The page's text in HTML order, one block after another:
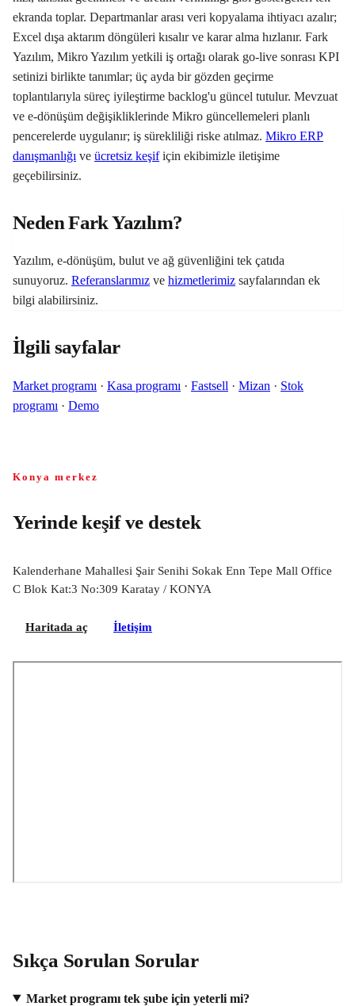
ekranda toplar. Departmanlar arası veri kopyalama ihtiyacı azalır;
Excel dışa aktarım döngüleri kısalır ve karar alma hızlanır. Fark
Yazılım, Mikro Yazılım yetkili iş ortağı olarak go-live sonrası KPI
setinizi birlikte tanımlar; üç ayda bir gözden geçirme
toplantılarıyla süreç iyileştirme backlog'u güncel tutulur. Mevzuat
ve e-dönüşüm değişikliklerinde Mikro güncellemeleri planlı
pencerelerde uygulanır; iş sürekliliği riske atılmaz. Mikro ERP
danışmanlığı ve ücretsiz keşifiçin ekibimizle iletişime
geçebilirsiniz.
Neden Fark Yazılım?
Yazılım, e-dönüşüm, bulut ve ağ güvenliğini tek çatıda
sunuyoruz. Referanslarımız ve hizmetlerimiz sayfalarından ek
bilgi alabilirsiniz.
İlgili sayfalar
Market programı · Kasa programı · Fastsell · Mizan · Stok
programı · Demo
Konya merkez
Yerinde keşif ve destek
Kalenderhane Mahallesi Şair Senihi Sokak Enn Tepe Mall Office
C Blok Kat:3 No:309 Karatay / KONYA
Haritada aç İletişim
Sıkça Sorulan Sorular
Market programı tek şube için yeterli mi?